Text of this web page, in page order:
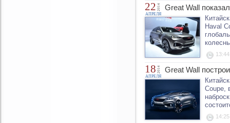
22
АПРЕЛЯ
2014 Great Wall
Haval
13:44
18
АПРЕЛЯ
2014 Great Wall
Coupe,
14:25